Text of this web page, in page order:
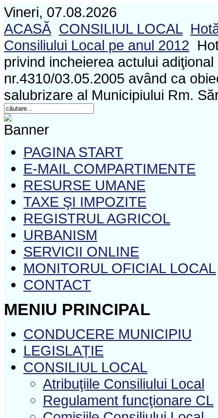
Vineri, 07.08.2026
ACASĂ CONSILIUL LOCAL
Consiliului Local pe anul 2012
privind incheierea actului
nr.4310/03.05.2005 având ca
salubrizare al Municipiului Rm.
PAGINA START
E-MAIL COMPARTIMENTE
RESURSE UMANE
TAXE ŞI IMPOZITE
REGISTRUL AGRICOL
URBANISM
SERVICII ONLINE
MONITORUL OFICIAL LOCAL
CONTACT
MENIU PRINCIPAL
CONDUCERE MUNICIPIU
LEGISLAȚIE
CONSILIUL LOCAL
Atribuţiile Consiliului Local
Regulament funcţionare CL